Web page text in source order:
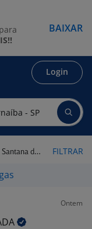
Login
- SP FILTRAR
Ontem
BAIXAR